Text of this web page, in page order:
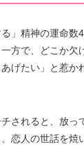
」精神の運命数
方で、どこか欠
げたい」と惹か
されると、放っ
恋人の世話を焼